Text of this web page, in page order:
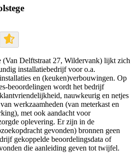
(Van Delftstraat 27, Wildervank) lijkt zich
installatiebedrijf voor o.a.
en (keuken)verbouwingen. Op
beoordelingen wordt het bedrijf
nauwkeurig en netjes
werkzaamheden (van meterkast en
met ook aandacht voor
oplevering. Er zijn in de
gevonden) bronnen geen
gekoppelde beoordelingsdata of
die aanleiding geven tot twijfel.